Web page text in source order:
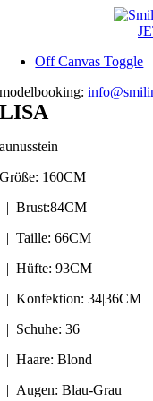
Off Canvas Toggle
modelbooking:
LISA
Größe: 160CM
| Brust:84CM
| Taille: 66CM
| Hüfte: 93CM
| Konfektion: 34|36CM
| Schuhe: 36
| Haare: Blond
| Augen: Blau-Grau